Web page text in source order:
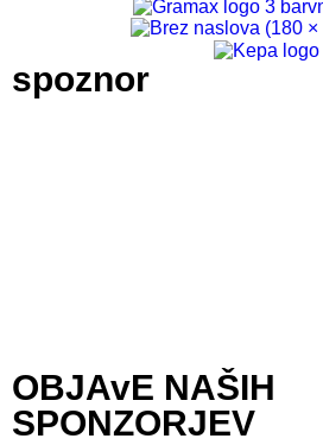
spoznor
OBJAvE NAŠIH
SPONZORJEV